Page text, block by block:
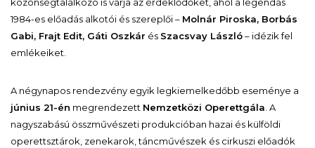
1984-es előadás alkotói és szereplői – Molnár Piroska, Borbás
Gabi, Frajt Edit, Gáti Oszkár és Szacsvay László– idézik fel
emlékeiket.
A négynapos rendezvény egyik legkiemelkedőbb eseménye a
június 21-én megrendezett Nemzetközi Operettgála . A
nagyszabású összművészeti produkcióban hazai és külföldi
operettsztárok, zenekarok, táncművészek és cirkuszi előadók